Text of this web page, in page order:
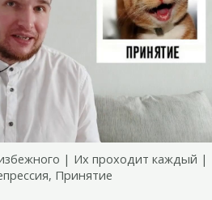
| Их проходит каждый |
Принятие